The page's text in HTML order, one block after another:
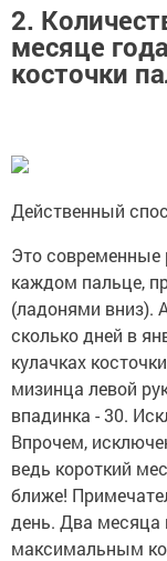
2.
месяце
косточки
Действенный
Это современные
каждом пальце,
(ладонями вниз).
сколько дней в
кулачках
мизинца левой
впадинка - 30.
Впрочем,
ведь короткий
ближе!
день. Два
максимальным